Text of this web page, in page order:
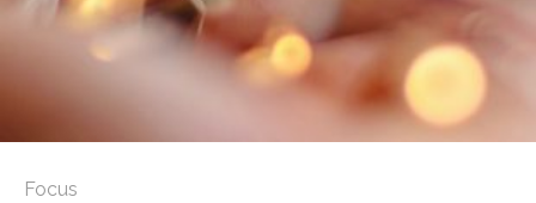
Focus